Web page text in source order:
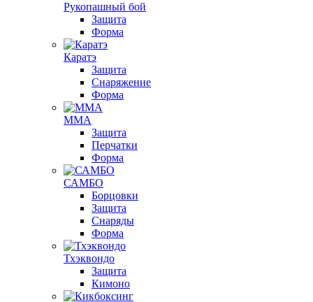
Рукопашный бой
Защита
Форма
Каратэ
Защита
Снаряжение
Форма
ММА
Защита
Перчатки
Форма
САМБО
Борцовки
Защита
Снаряды
Форма
Тхэквондо
Защита
Кимоно